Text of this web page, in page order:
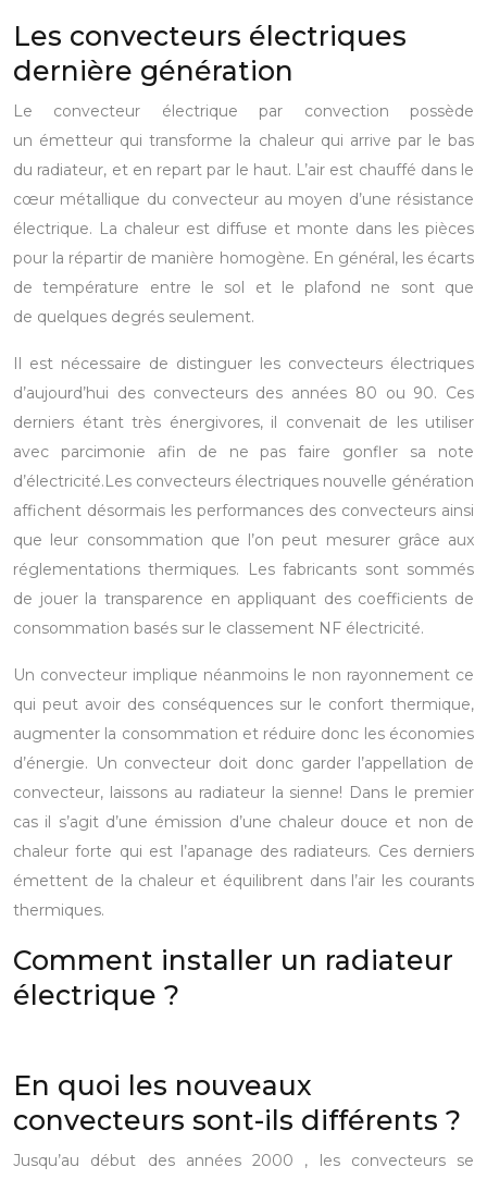
Les convecteurs électriques
dernière génération
Le convecteur électrique par convection possède
un émetteur qui transforme la chaleur qui arrive par le bas
du radiateur, et en repart par le haut. L’air est chauffé dans le
cœur métallique du convecteur au moyen d’une résistance
électrique. La chaleur est diffuse et monte dans les pièces
pour la répartir de manière homogène. En général, les écarts
de température entre le sol et le plafond ne sont que
de quelques degrés seulement.
Il est nécessaire de distinguer les convecteurs électriques
d’aujourd’hui des convecteurs des années 80 ou 90. Ces
derniers étant très énergivores, il convenait de les utiliser
avec parcimonie afin de ne pas faire gonfler sa note
d’électricité.Les convecteurs électriques nouvelle génération
affichent désormais les performances des convecteurs ainsi
que leur consommation que l’on peut mesurer grâce aux
réglementations thermiques. Les fabricants sont sommés
de jouer la transparence en appliquant des coefficients de
consommation basés sur le classement NF électricité.
Un convecteur implique néanmoins le non rayonnement ce
qui peut avoir des conséquences sur le confort thermique,
augmenter la consommation et réduire donc les économies
d’énergie. Un convecteur doit donc garder l’appellation de
convecteur, laissons au radiateur la sienne! Dans le premier
cas il s’agit d’une émission d’une chaleur douce et non de
chaleur forte qui est l’apanage des radiateurs. Ces derniers
émettent de la chaleur et équilibrent dans l’air les courants
thermiques.
Comment installer un radiateur
électrique ?
En quoi les nouveaux
convecteurs sont-ils différents ?
Jusqu’au début des années 2000 , les convecteurs se